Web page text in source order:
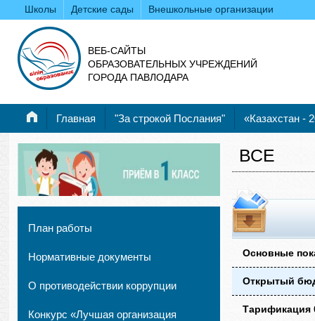
Школы Детские сады Внешкольные организации
ВЕБ-САЙТЫ
ОБРАЗОВАТЕЛЬНЫХ УЧРЕЖДЕНИЙ
ГОРОДА ПАВЛОДАРА
Главная "За строкой Послания" «Казахстан -
План работы
Нормативные документы
О противодействии коррупции
Конкурс «Лучшая организация
ВСЕ
Основные
Открытый
Тарификация